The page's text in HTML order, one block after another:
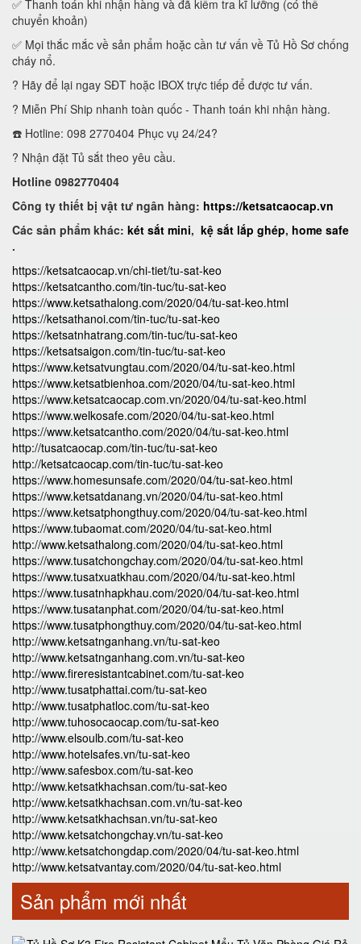
✅ Thanh toán khi nhận hàng và đã kiểm tra kĩ lưỡng (có thể
chuyển khoản)
✅ Mọi thắc mắc về sản phẩm hoặc cần tư vấn về Tủ Hồ Sơ chống
cháy nổ.
? Hãy để lại ngay SĐT hoặc IBOX trực tiếp để được tư vấn.
? Miễn Phí Ship nhanh toàn quốc - Thanh toán khi nhận hàng.
☎️ Hotline: 098 2770404 Phục vụ 24/24?
? Nhận đặt Tủ sắt theo yêu cầu.
Hotline 0982770404
Công ty thiết bị vật tư ngân hàng: https://ketsatcaocap.vn
Các sản phẩm khác: két sắt mini, kệ sắt lắp ghép, home safe
.
https://ketsatcaocap.vn/chi-tiet/tu-sat-keo
https://ketsatcantho.com/tin-tuc/tu-sat-keo
https://www.ketsathalong.com/2020/04/tu-sat-keo.html
https://ketsathanoi.com/tin-tuc/tu-sat-keo
https://ketsatnhatrang.com/tin-tuc/tu-sat-keo
https://ketsatsaigon.com/tin-tuc/tu-sat-keo
https://www.ketsatvungtau.com/2020/04/tu-sat-keo.html
https://www.ketsatbienhoa.com/2020/04/tu-sat-keo.html
https://www.ketsatcaocap.com.vn/2020/04/tu-sat-keo.html
https://www.welkosafe.com/2020/04/tu-sat-keo.html
https://www.ketsatcantho.com/2020/04/tu-sat-keo.html
http://tusatcaocap.com/tin-tuc/tu-sat-keo
http://ketsatcaocap.com/tin-tuc/tu-sat-keo
https://www.homesunsafe.com/2020/04/tu-sat-keo.html
https://www.ketsatdanang.vn/2020/04/tu-sat-keo.html
https://www.ketsatphongthuy.com/2020/04/tu-sat-keo.html
https://www.tubaomat.com/2020/04/tu-sat-keo.html
http://www.ketsathalong.com/2020/04/tu-sat-keo.html
https://www.tusatchongchay.com/2020/04/tu-sat-keo.html
https://www.tusatxuatkhau.com/2020/04/tu-sat-keo.html
https://www.tusatnhapkhau.com/2020/04/tu-sat-keo.html
https://www.tusatanphat.com/2020/04/tu-sat-keo.html
https://www.tusatphongthuy.com/2020/04/tu-sat-keo.html
http://www.ketsatnganhang.vn/tu-sat-keo
http://www.ketsatnganhang.com.vn/tu-sat-keo
http://www.fireresistantcabinet.com/tu-sat-keo
http://www.tusatphattai.com/tu-sat-keo
http://www.tusatphatloc.com/tu-sat-keo
http://www.tuhosocaocap.com/tu-sat-keo
http://www.elsoulb.com/tu-sat-keo
http://www.hotelsafes.vn/tu-sat-keo
http://www.safesbox.com/tu-sat-keo
http://www.ketsatkhachsan.com/tu-sat-keo
http://www.ketsatkhachsan.com.vn/tu-sat-keo
http://www.ketsatkhachsan.vn/tu-sat-keo
http://www.ketsatchongchay.vn/tu-sat-keo
http://www.ketsatchongdap.com/2020/04/tu-sat-keo.html
http://www.ketsatvantay.com/2020/04/tu-sat-keo.html
Sản phẩm mới nhất